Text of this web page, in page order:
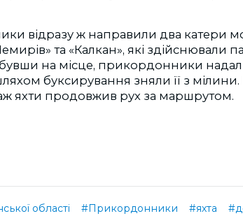
відразу ж направили два катери
та «Калкан», які здійснювали
на місце, прикордонники
буксирування зняли її з
яхти продовжив рух за маршрутом.
області #Прикордонники #яхта